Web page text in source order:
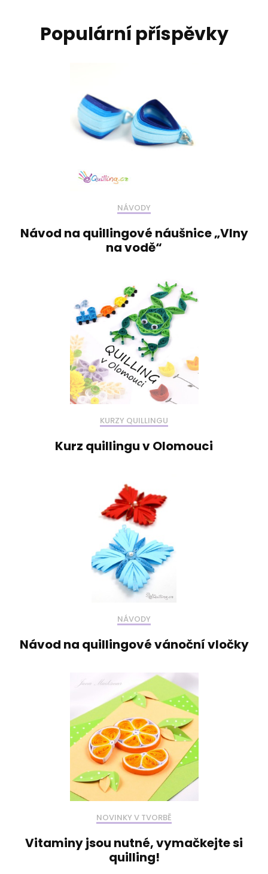
Populární příspěvky
NÁVODY
Návod na quillingové náušnice „Vlny
na vodě“
KURZY QUILLINGU
Kurz quillingu v Olomouci
NÁVODY
Návod na quillingové vánoční vločky
NOVINKY V TVORBĚ
Vitaminy jsou nutné, vymačkejte si
quilling!